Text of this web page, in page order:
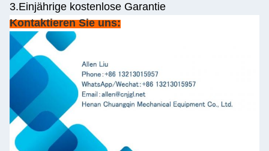
3.Einjährige kostenlose Garantie
Kontaktieren Sie uns: